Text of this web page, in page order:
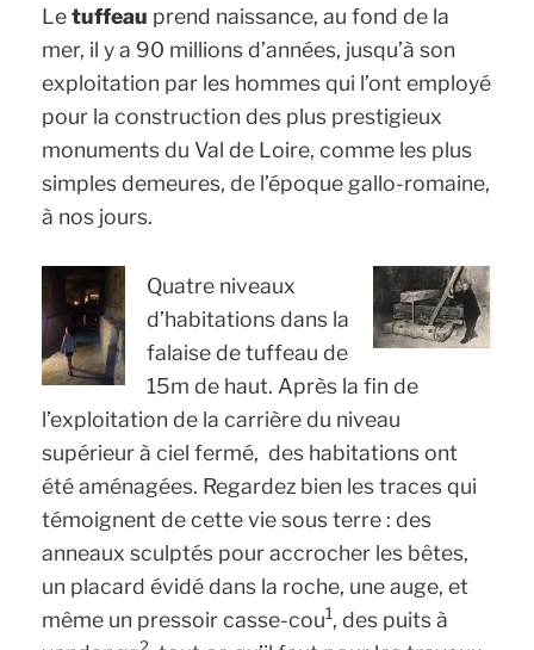
Letuffeau prend naissance, au fond de la
mer, il y a 90 millions d’années, jusqu’à son
exploitation par les hommes qui l’ont employé
pour la construction des plus prestigieux
monuments du Val de Loire, comme les plus
simples demeures, de l’époque gallo-romaine,
à nos jours.
Quatre niveaux
d’habitations dans la
falaise de tuffeau de
15m de haut. Après la fin de
l’exploitation de la carrière du niveau
supérieur à ciel fermé, des habitations ont
été aménagées. Regardez bien les traces qui
témoignent de cette vie sous terre : des
anneaux sculptés pour accrocher les bêtes,
un placard évidé dans la roche, une auge, et
même un pressoir casse-cou1, des puits à